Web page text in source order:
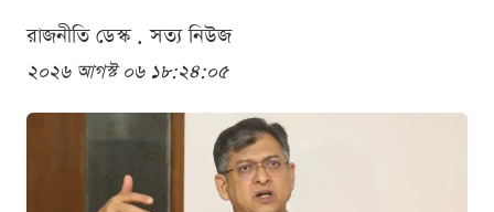
রাজনীতি ডেস্ক . সত্য নিউজ
২০২৬ আগস্ট ০৬ ১৮:২৪:০৫